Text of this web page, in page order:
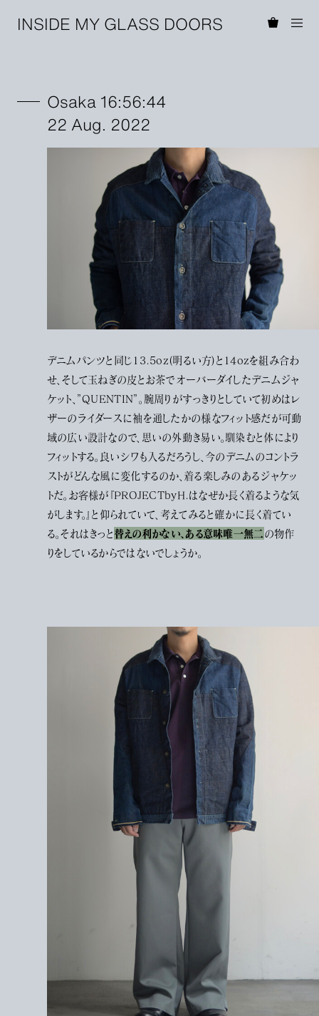
INSIDE MY GLASS DOORS
Osaka 16:56:44
22 Aug. 2022
デニムパンツと同じ13.5oz(明るい方)と14ozを組み合わ
せ、そして玉ねぎの皮とお茶でオーバーダイしたデニムジャ
ケット、”QUENTIN”。腕周りがすっきりとしていて初めはレ
ザーのライダースに袖を通したかの様なフィット感だが可動
域の広い設計なので、思いの外動き易い。馴染むと体により
フィットする。良いシワも入るだろうし、今のデニムのコントラ
ストがどんな風に変化するのか、着る楽しみのあるジャケッ
トだ。お客様が『PROJECTbyH.はなぜか長く着るような気
がします。』と仰られていて、考えてみると確かに長く着てい
る。それはきっと替えの利かない、ある意味唯一無二の物作
りをしているからではないでしょうか。